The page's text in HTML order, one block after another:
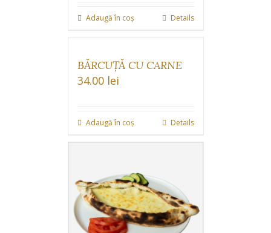
Adaugă în coș Details
BĂRCUȚĂ CU CARNE
34.00 lei
Adaugă în coș Details